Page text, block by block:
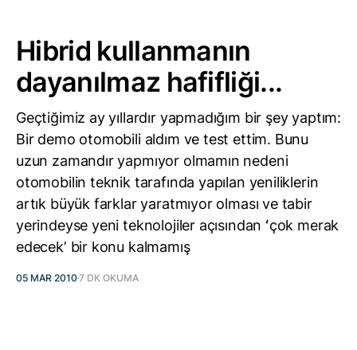
Hibrid kullanmanın
dayanılmaz hafifliği...
Geçtiğimiz ay yıllardır yapmadığım bir şey yaptım:
Bir demo otomobili aldım ve test ettim. Bunu
uzun zamandır yapmıyor olmamın nedeni
otomobilin teknik tarafında yapılan yeniliklerin
artık büyük farklar yaratmıyor olması ve tabir
yerindeyse yeni teknolojiler açısından ʻçok merak
edecekʼ bir konu kalmamış
05 MAR 2010 7 DK OKUMA